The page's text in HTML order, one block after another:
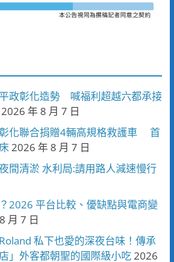
政彰化造勢 喊福利超越六都承接
2026 年 8 月 7 日
化聯合捐贈4輛高規格救護車 首
2026 年 8 月 7 日
間清淤 水利局:請用路人減速慢行
2026 平台比較、優缺點與電商變
月 7 日
私下也愛的深夜台味！傳承
」外客都朝聖的國際級小吃2026